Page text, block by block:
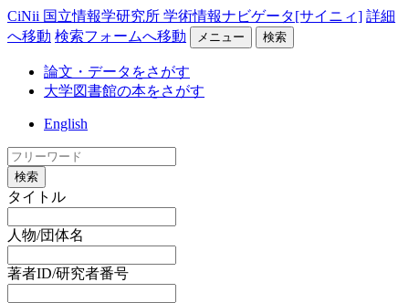
CiNii 国立情報学研究所 学術情報ナビゲータ[サイニィ] 詳細
へ移動 検索フォームへ移動 メニュー 検索
論文・データをさがす
大学図書館の本をさがす
English
検索
タイトル
人物/団体名
著者ID/研究者番号